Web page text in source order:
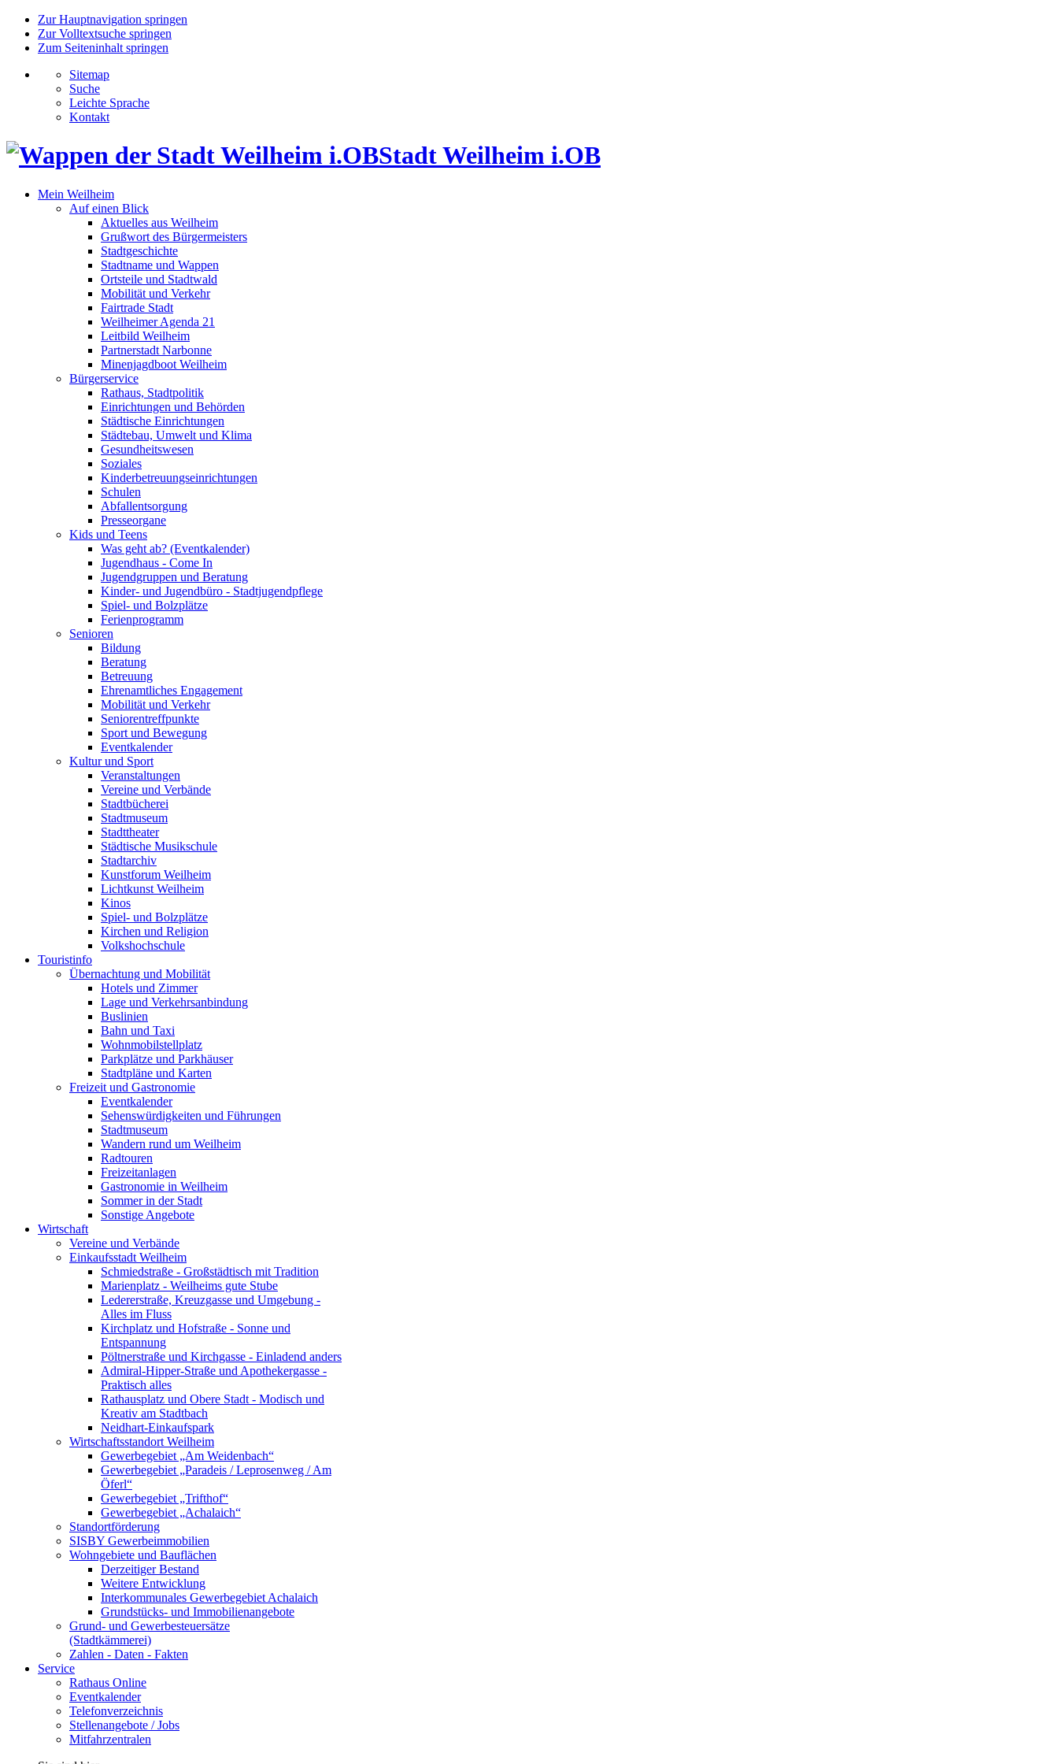
Zur Hauptnavigation springen
Zur Volltextsuche springen
Zum Seiteninhalt springen
Sitemap
Suche
Leichte Sprache
Kontakt
Stadt Weilheim i.OB
Mein Weilheim
Auf einen Blick
Aktuelles aus Weilheim
Grußwort des Bürgermeisters
Stadtgeschichte
Stadtname und Wappen
Ortsteile und Stadtwald
Mobilität und Verkehr
Fairtrade Stadt
Weilheimer Agenda 21
Leitbild Weilheim
Partnerstadt Narbonne
Minenjagdboot Weilheim
Bürgerservice
Rathaus, Stadtpolitik
Einrichtungen und Behörden
Städtische Einrichtungen
Städtebau, Umwelt und Klima
Gesundheitswesen
Soziales
Kinderbetreuungseinrichtungen
Schulen
Abfallentsorgung
Presseorgane
Kids und Teens
Was geht ab? (Eventkalender)
Jugendhaus - Come In
Jugendgruppen und Beratung
Kinder- und Jugendbüro - Stadtjugendpflege
Spiel- und Bolzplätze
Ferienprogramm
Senioren
Bildung
Beratung
Betreuung
Ehrenamtliches Engagement
Mobilität und Verkehr
Seniorentreffpunkte
Sport und Bewegung
Eventkalender
Kultur und Sport
Veranstaltungen
Vereine und Verbände
Stadtbücherei
Stadtmuseum
Stadttheater
Städtische Musikschule
Stadtarchiv
Kunstforum Weilheim
Lichtkunst Weilheim
Kinos
Spiel- und Bolzplätze
Kirchen und Religion
Volkshochschule
Touristinfo
Übernachtung und Mobilität
Hotels und Zimmer
Lage und Verkehrsanbindung
Buslinien
Bahn und Taxi
Wohnmobilstellplatz
Parkplätze und Parkhäuser
Stadtpläne und Karten
Freizeit und Gastronomie
Eventkalender
Sehenswürdigkeiten und Führungen
Stadtmuseum
Wandern rund um Weilheim
Radtouren
Freizeitanlagen
Gastronomie in Weilheim
Sommer in der Stadt
Sonstige Angebote
Wirtschaft
Vereine und Verbände
Einkaufsstadt Weilheim
Schmiedstraße - Großstädtisch mit Tradition
Marienplatz - Weilheims gute Stube
Ledererstraße, Kreuzgasse und Umgebung -
Alles im Fluss
Kirchplatz und Hofstraße - Sonne und
Entspannung
Pöltnerstraße und Kirchgasse - Einladend anders
Admiral-Hipper-Straße und Apothekergasse -
Praktisch alles
Rathausplatz und Obere Stadt - Modisch und
Kreativ am Stadtbach
Neidhart-Einkaufspark
Wirtschaftsstandort Weilheim
Gewerbegebiet „Am Weidenbach“
Gewerbegebiet „Paradeis / Leprosenweg / Am
Öferl“
Gewerbegebiet „Trifthof“
Gewerbegebiet „Achalaich“
Standortförderung
SISBY Gewerbeimmobilien
Wohngebiete und Bauflächen
Derzeitiger Bestand
Weitere Entwicklung
Interkommunales Gewerbegebiet Achalaich
Grundstücks- und Immobilienangebote
Grund- und Gewerbesteuersätze
(Stadtkämmerei)
Zahlen - Daten - Fakten
Service
Rathaus Online
Eventkalender
Telefonverzeichnis
Stellenangebote / Jobs
Mitfahrzentralen